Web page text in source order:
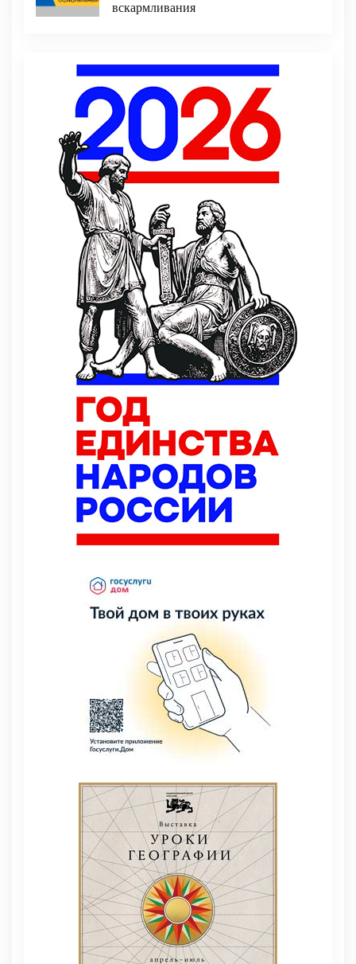
вскармливания